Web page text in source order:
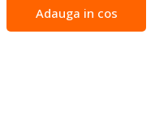
inchis din lemn. Rezistenta
mare la uzura. Mânerul
Adauga in cos